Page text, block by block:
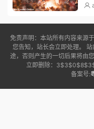
免责声明：本站所有内容来源
您告知，站长会立即处理。
途，否则产生的一切后果将由
立即删除：
备案号: